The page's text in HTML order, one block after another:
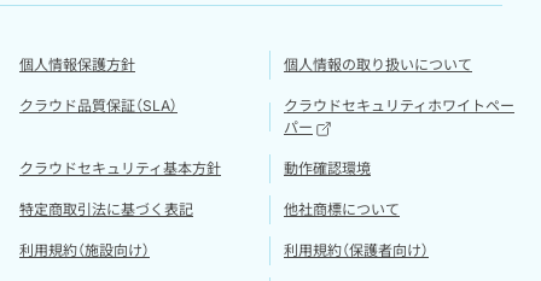
個人情報保護方針 個人情報の取り扱いについて
クラウド品質保証（SLA）
クラウドセキュリティホワイトペー
パー
クラウドセキュリティ基本方針 動作確認環境
特定商取引法に基づく表記 他社商標について
利用規約（施設向け） 利用規約（保護者向け）